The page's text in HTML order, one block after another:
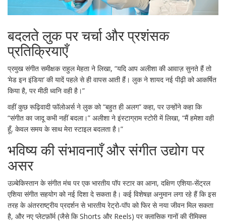
बदलते लुक पर चर्चा और प्रशंसक
प्रतिक्रियाएँ
प्रमुख संगीत समीक्षकराहुल मेहताने लिखा, “यदि आप अलीशा की आवाज़ सुनते हैं तो
‘मेड इन इंडिया’ की यादें पहले से ही वापस आती हैं। लुक ने शायद नई पीढ़ी को आकर्षित
किया है, पर मीठी ध्वनि वही है।”
वहीं कुछ रूढ़िवादी फॉलोअर्स ने लुक को “बहुत ही अलग” कहा, पर उन्होंने कहा कि
“संगीत का जादू कभी नहीं बदला।” अलीशा ने इंस्टाग्राम स्टोरी में लिखा, “मैं हमेशा वही
हूँ, केवल समय के साथ मेरा स्टाइल बदलता है।”
भविष्य की संभावनाएँ और संगीत उद्योग पर
असर
उज़्बेकिस्तान के संगीत मंच पर एक भारतीय पॉप स्टार का आना, दक्षिण एशिया‑सेंट्रल
एशिया संगीत सहयोग को नई दिशा दे सकता है। कई विशेषज्ञ अनुमान लगा रहे हैं कि इस
तरह के अंतरराष्ट्रीय प्रदर्शन से भारतीय रेट्रो‑पॉप को फिर से नया जीवन मिल सकता
है, और नए प्लेटफ़ॉर्म (जैसे कि Shorts और Reels) पर क्लासिक गानों की रीमिक्स